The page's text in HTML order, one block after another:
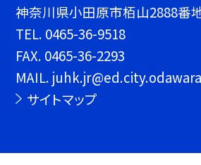
神奈川県小田原市栢山2888番
TEL. 0465-36-9518
FAX. 0465-36-2293
MAIL.
サイトマップ